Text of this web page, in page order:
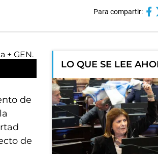
Para compartir:
de
de
LO QUE SE LEE